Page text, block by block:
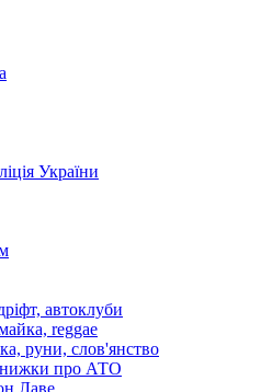
України
автоклуби
reggae
руни, слов'янство
про АТО